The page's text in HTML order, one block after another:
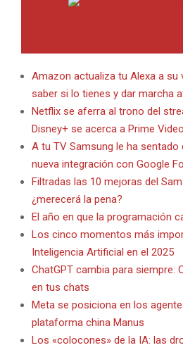
Amazon actualiza tu Alexa a su
saber si lo tienes y dar marcha
Netflix se aferra al trono del
Disney+ se acerca a Prime Video
A tu TV Samsung le ha sentado
nueva integración con Google
Filtradas las 10 mejoras del
¿merecerá la pena?
El año en que la programación
Los cinco momentos más
Inteligencia Artificial en el 2025
ChatGPT cambia para siempre:
en tus chats
Meta se posiciona en los
plataforma china Manus
Los «colocones» de la IA: las